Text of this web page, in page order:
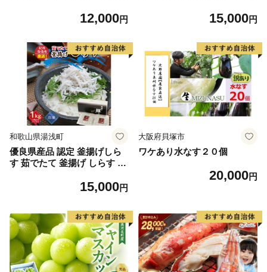
もの フルーツ おやつ 特産 熊
12,000円
ん フルーツ 柑橘 果物 果実
6098
15,000円
和歌山県湯浅町
優良県産品 認定 釜揚げしら
す 茹でたて 釜揚げ しらす 無
国産 海の幸 海鮮 魚介 紀州湯
無料_C6035n
15,000円
大阪府貝塚市
ワケあり水なす２０個
20,000円